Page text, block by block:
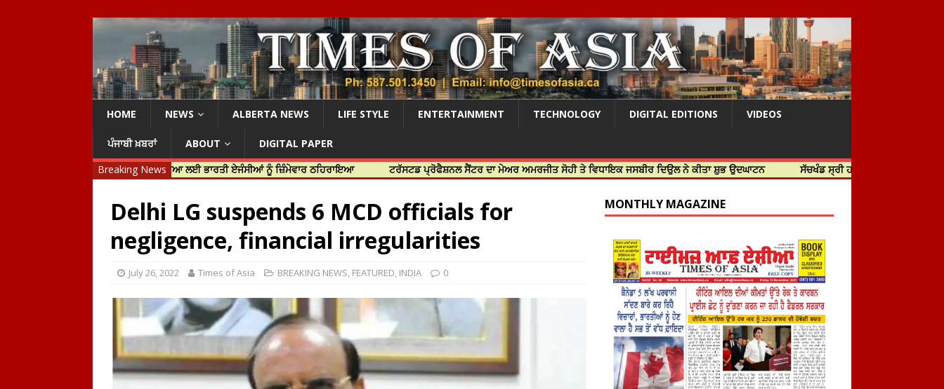
HOME NEWS ALBERTA NEWS LIFE STYLE ENTERTAINMENT TECHNOLOGY DIGITAL EDITIONS VIDEOS
ਪੰਜਾਬੀ ਖ਼ਬਰਾਂ ABOUT
DIGITAL PAPER
Breaking News
ਟਰੂਡੋ ਨੇ ਹਰਦੀਪ ਨਿੱਝਰ ਦੀ ਹੱਤਿਆ ਲਈ ਭਾਰਤੀ ਏਜੰਸੀਆਂ ਨੂੰ ਜ਼ਿੰਮੇਵਾਰ ਠਹਿਰਾਇਆ ਟਰੱਸਟਡ ਪ੍ਰੋਫੈਸ਼ਨਲ ਸੈਂਟਰ ਦਾ ਮੇਅਰ ਅਮਰਜੀਤ ਸੋਹੀ ਤੇ ਵਿਧਾਇਕ ਜਸਬੀਰ ਦਿਉਲ ਨੇ ਕੀਤਾ ਸ਼ੁਭ ਉਦਘਾਟਨ ਸੱਚਖੰਡ ਸ੍ਰੀ ਹਰਿਮੰਦਰ ਸਾਹਿਬ ਵਿਖੇ ਸਜੇ ਜਲੌਅ
Delhi LG suspends 6 MCD officials for
negligence, financial irregularities
July 26, 2022 Times of Asia BREAKING NEWS, FEATURED, INDIA 0
MONTHLY MAGAZINE